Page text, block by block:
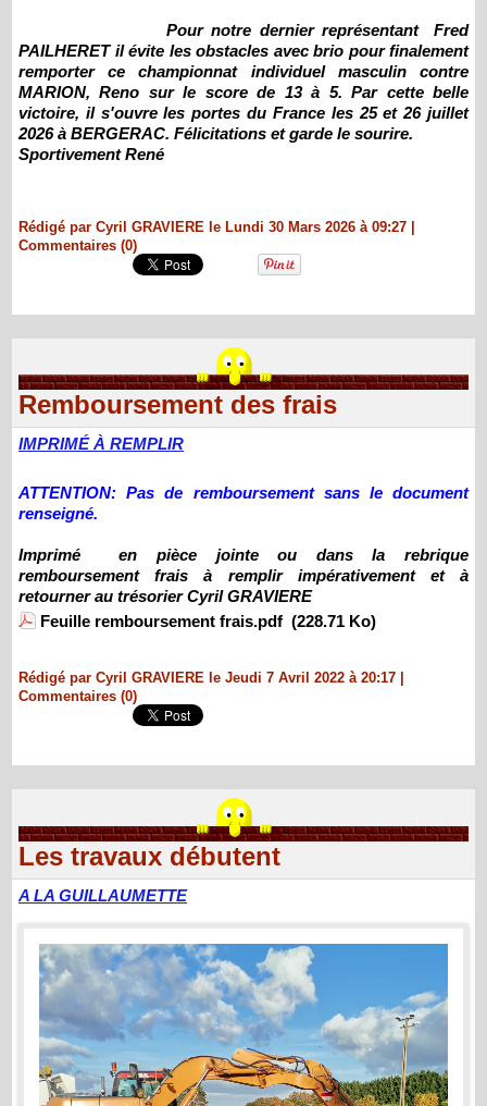
Pour notre dernier représentant Fred
PAILHERET il évite les obstacles avec brio pour finalement
remporter ce championnat individuel masculin contre
MARION, Reno sur le score de 13 à 5. Par cette belle
victoire, il s'ouvre les portes du France les 25 et 26 juillet
2026 à BERGERAC. Félicitations et garde le sourire.
Sportivement René
Rédigé par Cyril GRAVIERE le Lundi 30 Mars 2026 à 09:27
Commentaires (0)
Remboursement des frais
IMPRIMÉ À REMPLIR
ATTENTION: Pas de remboursement sans le document
renseigné.
Imprimé en pièce jointe ou dans la rebrique
remboursement frais à remplir impérativement et à
retourner au trésorier Cyril GRAVIERE
Feuille remboursement frais.pdf (228.71 Ko)
Rédigé par Cyril GRAVIERE le Jeudi 7 Avril 2022 à 20:17
Commentaires (0)
Les travaux débutent
A LA GUILLAUMETTE